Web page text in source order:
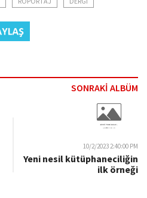
SONRAKİ ALBÜM
10/2/2023 2:40:00 PM
Yeni nesil kütüphaneciliğin
ilk örneği